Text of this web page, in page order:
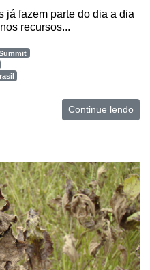
já fazem parte do dia a dia
recursos...
Continue lendo